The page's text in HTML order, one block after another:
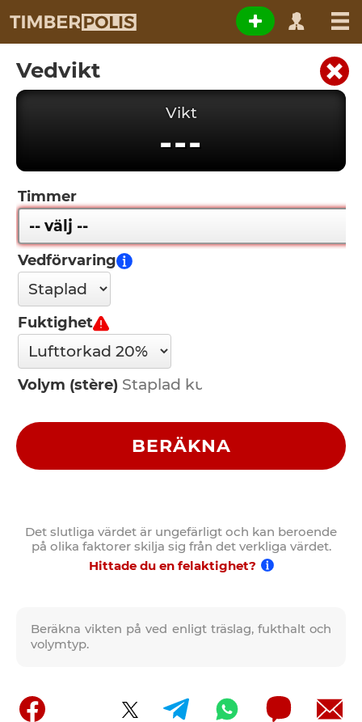
Vedvikt
Beräkna vikten på ved enligt träslag, fukthalt och
volymtyp.
Vikt
---
Timmer
Vedförvaring
Fuktighet
Volym (stère)
BERÄKNA
Det slutliga värdet är ungefärligt och kan beroende
på olika faktorer skilja sig från det verkliga värdet.
Hittade du en felaktighet?